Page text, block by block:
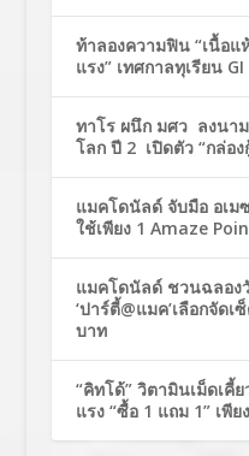
ท้าลองความฟิน “เนื้อ
แรง” เทศกาลทุเรียน
ทาโร ผนึก มศว ลงนา
โลก ปี 2 เปิดตัว “กล่อ
แมคโดนัลด์ จับมือ อเม
ใช้เพียง 1 Amaze
แมคโดนัลด์ ชวนฉลอง
‘ปาร์ตี้@แมค’เลือกจัดเ
บาท
“คิทโด้” วิตามินเม็ดเคี้
แรง “ซื้อ 1 แถม 1” เพี